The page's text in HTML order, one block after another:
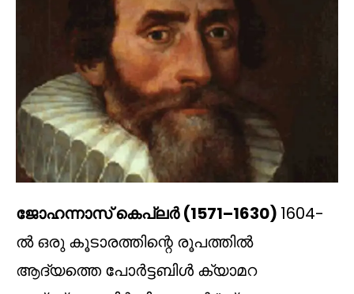
ജോഹന്നാസ് കെപ്ലർ (1571–1630) 1604-
ൽ ഒരു കൂടാരത്തിന്റെ രൂപത്തിൽ
ആദ്യത്തെ പോർട്ടബിൾ ക്യാമറ